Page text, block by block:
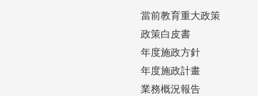
當前教育重大政策
政策白皮書
年度施政方針
年度施政計畫
業務概況報告